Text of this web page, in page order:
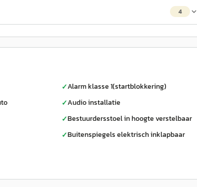
4
✓Alarm klasse 1(startblokkering)
✓Audio installatie
✓Bestuurdersstoel in hoogte verstelbaar
✓Buitenspiegels elektrisch inklapbaar